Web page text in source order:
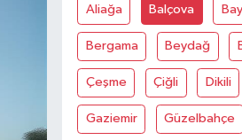
Aliağa Balçova
Bergama Beydağ
Çeşme Çiğli Dikili
Gaziemir Güzelbahçe